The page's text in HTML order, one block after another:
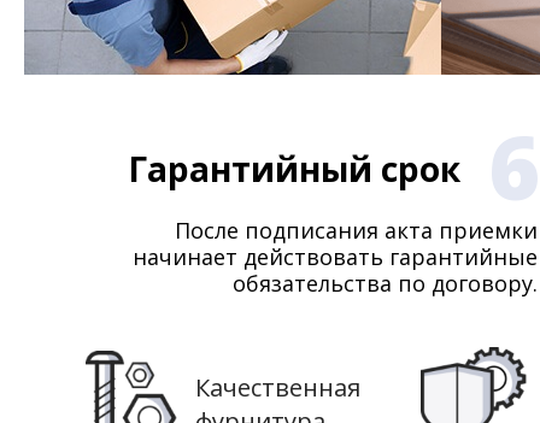
После подписания акта приемки
начинает действовать гарантийные
обязательства по договору.
Гарантийный срок 6
Качественная